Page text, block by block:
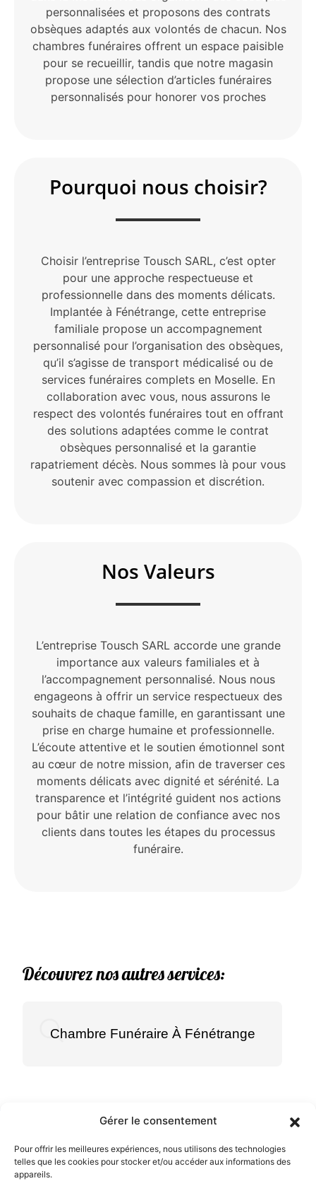
Gérer le consentement
Pour offrir les meilleures expériences, nous utilisons des technologies
telles que les cookies pour stocker et/ou accéder aux informations des
appareils.
personnalisées et proposons des contrats
obsèques adaptés aux volontés de chacun. Nos
chambres funéraires offrent un espace paisible
pour se recueillir, tandis que notre magasin
propose une sélection d’articles funéraires
personnalisés pour honorer vos proches
Pourquoi nous choisir?
Choisir l’entreprise Tousch SARL, c’est opter
pour une approche respectueuse et
professionnelle dans des moments délicats.
Implantée à Fénétrange, cette entreprise
familiale propose un accompagnement
personnalisé pour l’organisation des obsèques,
qu’il s’agisse de transport médicalisé ou de
services funéraires complets en Moselle. En
collaboration avec vous, nous assurons le
respect des volontés funéraires tout en offrant
des solutions adaptées comme le contrat
obsèques personnalisé et la garantie
rapatriement décès. Nous sommes là pour vous
soutenir avec compassion et discrétion.
Nos Valeurs
L’entreprise Tousch SARL accorde une grande
importance aux valeurs familiales et à
l’accompagnement personnalisé. Nous nous
engageons à offrir un service respectueux des
souhaits de chaque famille, en garantissant une
prise en charge humaine et professionnelle.
L’écoute attentive et le soutien émotionnel sont
au cœur de notre mission, afin de traverser ces
moments délicats avec dignité et sérénité. La
transparence et l’intégrité guident nos actions
pour bâtir une relation de confiance avec nos
clients dans toutes les étapes du processus
funéraire.
Découvrez nos autres services:
Chambre Funéraire À Fénétrange
Menu